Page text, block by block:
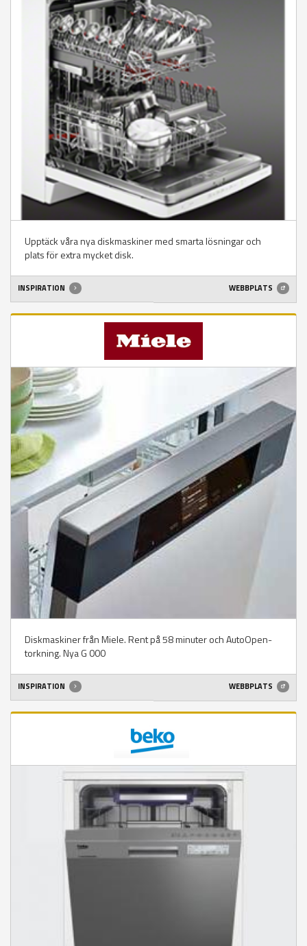
Upptäck våra nya diskmaskiner med smarta lösningar och
plats för extra mycket disk.
INSPIRATION WEBBPLATS
Diskmaskiner från Miele. Rent på 58 minuter och AutoOpen-
torkning. Nya G 000
INSPIRATION WEBBPLATS